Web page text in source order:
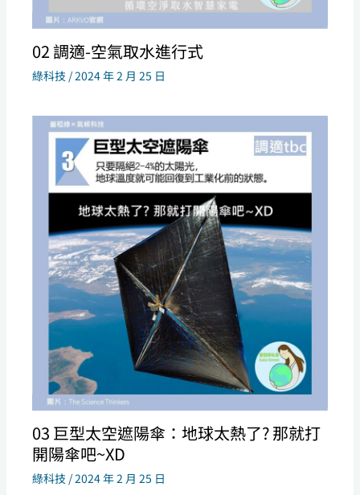
02 調適-空氣取水進行式
綠科技 /2024 年 2 月 25 日
03 巨型太空遮陽傘：地球太熱了? 那就打
開陽傘吧~XD
綠科技 /2024 年 2 月 25 日